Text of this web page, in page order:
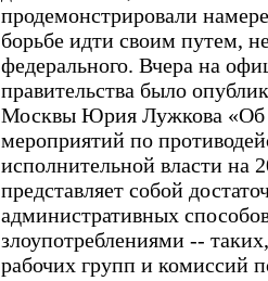
продемонстрировали
борьбе идти своим путем,
федерального. Вчера на
правительства было
Москвы Юрия Лужкова «Об
мероприятий по
исполнительной власти на
представляет собой
административных
злоупотреблениями --
рабочих групп и комиссий